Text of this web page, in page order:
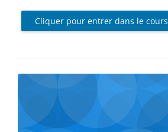
Cliquer pour entrer dans le cours